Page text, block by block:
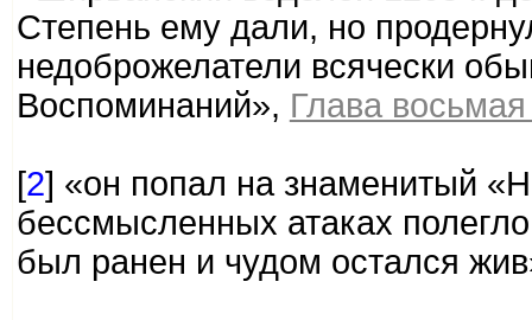
Степень ему дали, но
недоброжелатели всячески
Воспоминаний», Глава
[2] «он попал на знаменитый
бессмысленных атаках
был ранен и чудом остался